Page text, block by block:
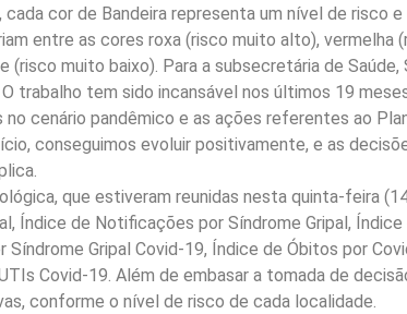
cor de Bandeira representa um nível de risco e
entre as cores roxa (risco muito alto), vermelha
muito baixo). Para a subsecretária de Saúde,
trabalho tem sido incansável nos últimos 19
cenário pandêmico e as ações referentes ao
conseguimos evoluir positivamente, e as
que estiveram reunidas nesta quinta-feira
Índice de Notificações por Síndrome Gripal, Índice
Gripal Covid-19, Índice de Óbitos por
Covid-19. Além de embasar a tomada de
conforme o nível de risco de cada localidade.